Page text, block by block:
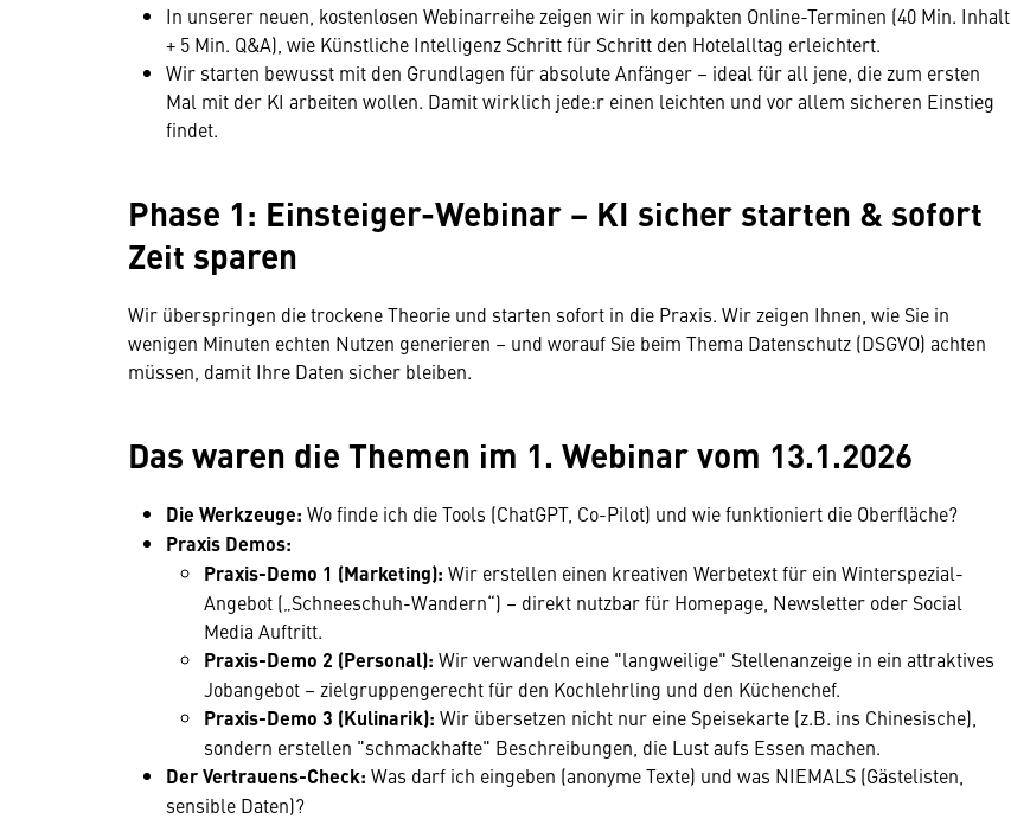
In unserer neuen, kostenlosen Webinarreihe zeigen wir in kompakten Online-Terminen (40 Min. Inhalt
+ 5 Min. Q&A), wie Künstliche Intelligenz Schritt für Schritt den Hotelalltag erleichtert.
Wir starten bewusst mit den Grundlagen für absolute Anfänger – ideal für all jene, die zum ersten
Mal mit der KI arbeiten wollen. Damit wirklich jede:r einen leichten und vor allem sicheren Einstieg
findet.
Phase 1: Einsteiger-Webinar − KI sicher starten & sofort
Zeit sparen
Wir überspringen die trockene Theorie und starten sofort in die Praxis. Wir zeigen Ihnen, wie Sie in
wenigen Minuten echten Nutzen generieren – und worauf Sie beim Thema Datenschutz (DSGVO) achten
müssen, damit Ihre Daten sicher bleiben.
Das waren die Themen im 1. Webinar vom 13.1.2026
Die Werkzeuge: Wo finde ich die Tools (ChatGPT, Co-Pilot) und wie funktioniert die Oberfläche?
Praxis Demos:
Praxis-Demo 1 (Marketing): Wir erstellen einen kreativen Werbetext für ein Winterspezial-
Angebot („Schneeschuh-Wandern“) – direkt nutzbar für Homepage, Newsletter oder Social
Media Auftritt.
Praxis-Demo 2 (Personal): Wir verwandeln eine "langweilige" Stellenanzeige in ein attraktives
Jobangebot – zielgruppengerecht für den Kochlehrling und den Küchenchef.
Praxis-Demo 3 (Kulinarik): Wir übersetzen nicht nur eine Speisekarte (z.B. ins Chinesische),
sondern erstellen "schmackhafte" Beschreibungen, die Lust aufs Essen machen.
Der Vertrauens-Check: Was darf ich eingeben (anonyme Texte) und was NIEMALS (Gästelisten,
sensible Daten)?